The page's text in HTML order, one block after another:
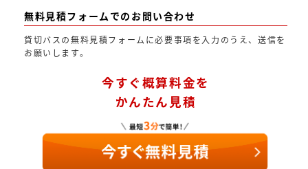
無料見積フォームでのお問い合わせ
貸切バスの無料見積フォームに必要事項を入力のうえ、送信を
お願いします。
今すぐ概算料金を
かんたん見積